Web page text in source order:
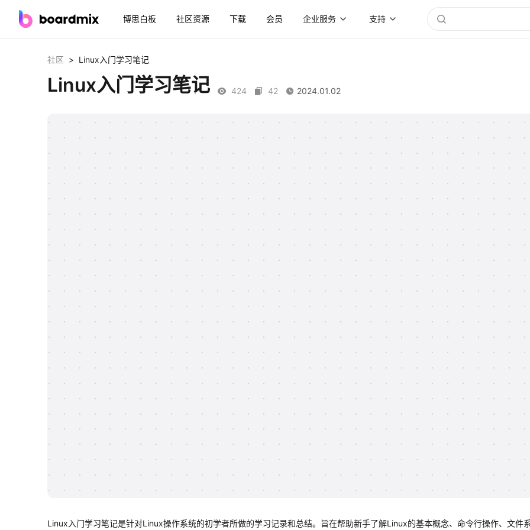
博思白板 社区资源 下载 会员 企业服务 支持
社区 > Linux入门学习笔记
Linux入门学习笔记 424 42 2024.01.02
Linux入门学习笔记是针对Linux操作系统的初学者所做的学习记录和总结。旨在帮助新手了解Linux的基本概念、命令行操作、文件